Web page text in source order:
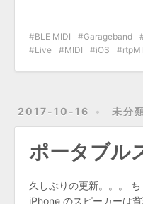
BLE MIDI Garageband
Live
MIDI iOS
2017-10-16 未分
ポータブル
久しぶりの更新。。。 ち
iPhone のスピーカーは